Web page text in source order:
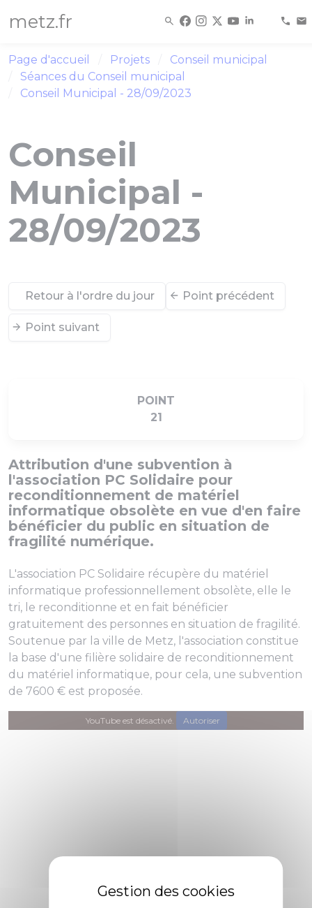
metz.fr
Page d'accueil Projets
Conseil municipal
Séances du Conseil municipal
Conseil Municipal - 28/09/2023
Conseil
Municipal -
28/09/2023
Retour à l'ordre du jour Point précédent
Point suivant
POINT
21
Attribution d'une subvention à
l'association PC Solidaire pour
reconditionnement de matériel
informatique obsolète en vue d'en faire
bénéficier du public en situation de
fragilité numérique.
L'association PC Solidaire récupère du matériel
informatique professionnellement obsolète, elle le
tri, le reconditionne et en fait bénéficier
gratuitement des personnes en situation de fragilité.
Soutenue par la ville de Metz, l'association constitue
la base d'une filière solidaire de reconditionnement
du matériel informatique, pour cela, une subvention
de 7600 € est proposée.
YouTube est désactivé. Autoriser